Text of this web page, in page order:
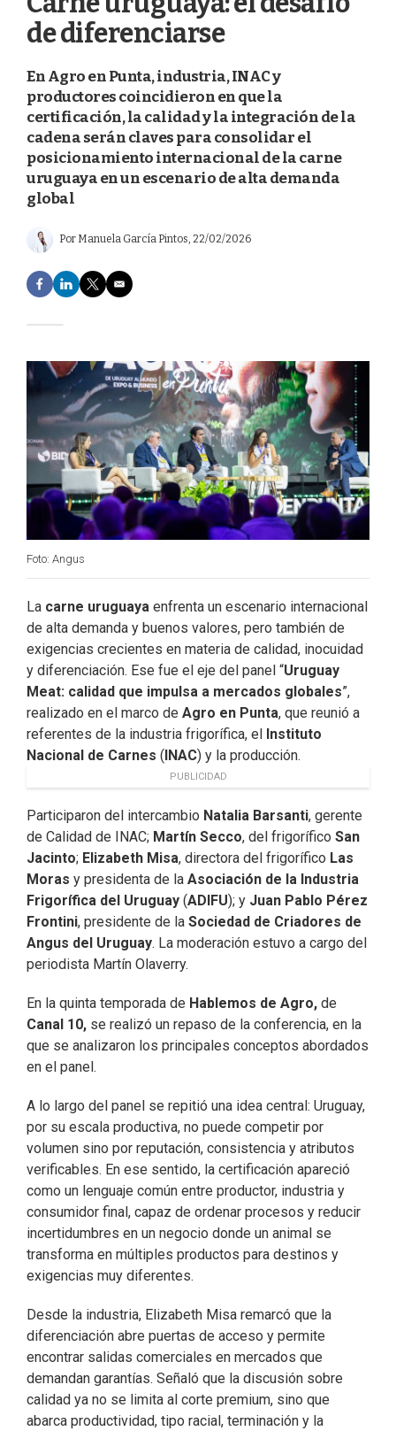
de diferenciarse
En Agro en Punta, industria, INAC y
productores coincidieron en que la
certificación, la calidad y la integración de la
cadena serán claves para consolidar el
posicionamiento internacional de la carne
uruguaya en un escenario de alta demanda
global
Por Manuela García Pintos, 22/02/2026
F
a
e
o
k
L
i
d
I
n
T
w
e
r
E
m
Foto: Angus
La carne uruguaya enfrenta un escenario internacional
de alta demanda y buenos valores, pero también de
exigencias crecientes en materia de calidad, inocuidad
y diferenciación. Ese fue el eje del panel “Uruguay
Meat: calidad que impulsa a mercados globales”,
realizado en el marco de Agro en Punta, que reunió a
referentes de la industria frigorífica, el Instituto
Nacional de Carnes (INAC) y la producción.
PUBLICIDAD
Participaron del intercambio Natalia Barsanti, gerente
de Calidad de INAC; Martín Secco, del frigorífico San
Jacinto; Elizabeth Misa, directora del frigorífico Las
Moras y presidenta de la Asociación de la Industria
Frigorífica del Uruguay (ADIFU); y Juan Pablo Pérez
Frontini, presidente de la Sociedad de Criadores de
Angus del Uruguay. La moderación estuvo a cargo del
periodista Martín Olaverry.
En la quinta temporada de Hablemos de Agro, de
Canal 10, se realizó un repaso de la conferencia, en la
que se analizaron los principales conceptos abordados
en el panel.
A lo largo del panel se repitió una idea central: Uruguay,
por su escala productiva, no puede competir por
volumen sino por reputación, consistencia y atributos
verificables. En ese sentido, la certificación apareció
como un lenguaje común entre productor, industria y
consumidor final, capaz de ordenar procesos y reducir
incertidumbres en un negocio donde un animal se
transforma en múltiples productos para destinos y
exigencias muy diferentes.
Desde la industria, Elizabeth Misa remarcó que la
diferenciación abre puertas de acceso y permite
encontrar salidas comerciales en mercados que
demandan garantías. Señaló que la discusión sobre
calidad ya no se limita al corte premium, sino que
abarca productividad, tipo racial, terminación y la